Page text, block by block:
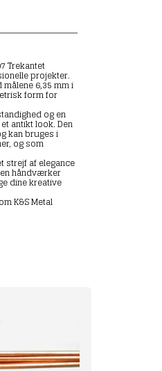
Trekantet
projekter.
6,35 mm i
form for
og en
antikt look. Den
kan bruges i
og som
strejf af elegance
håndværker
dine kreative
K&S Metal